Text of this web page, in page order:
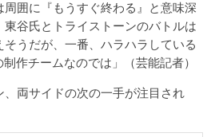
囲に『もうすぐ終わる』と意味深
谷氏とトライストーンのバトルは
うだが、一番、ハラハラしている
作チームなのでは」（芸能記者）
両サイドの次の一手が注目され